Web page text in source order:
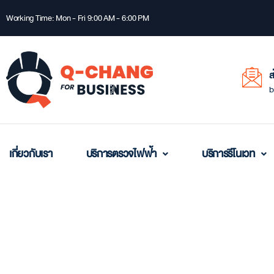
Working Time: Mon - Fri 9:00 AM - 6:00 PM
เกี่ยวกับเรา บริการตรวจไฟฟ้า บริการรีโนเวท